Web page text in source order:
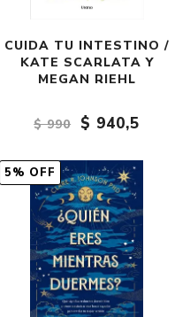
CUIDA TU INTESTINO /
KATE SCARLATA Y
MEGAN RIEHL
$ 990 $ 940,5
5% OFF